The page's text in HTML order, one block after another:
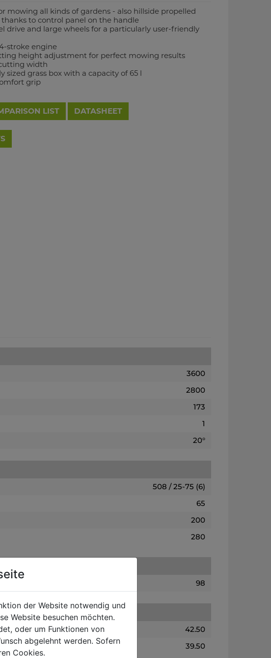
mowing all kinds of gardens - also hillside propelled
thanks to control panel on the handle
drive and large wheels for a particularly user-friendly
stroke engine
height adjustment for perfect mowing results
width
sized grass box with a capacity of 65 l
grip
LIST DATASHEET
3600
2800
173
1
20°
508 / 25-75 (6)
65
200
280
98
42.50
39.50
der Website notwendig und
Website besuchen möchten.
oder um Funktionen von
abgelehnt werden. Sofern
Cookies.